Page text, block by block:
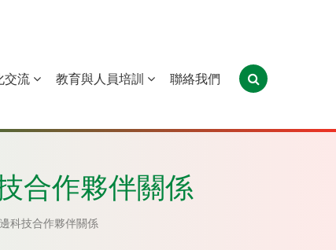
葡萄牙 聖多美和普林西比 東帝汶
交流 教育與人員培訓 聯絡我們
合作夥伴關係
科技合作夥伴關係